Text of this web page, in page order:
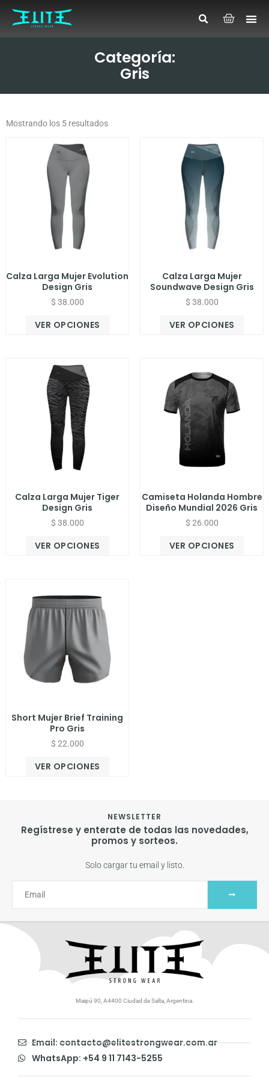
Categoría:
Gris
Mostrando los 5 resultados
Calza Larga Mujer Evolution
Design Gris
$ 38.000
VER OPCIONES
Calza Larga Mujer
Soundwave Design Gris
$ 38.000
VER OPCIONES
Calza Larga Mujer Tiger
Design Gris
$ 38.000
VER OPCIONES
Camiseta Holanda Hombre
Diseño Mundial 2026 Gris
$ 26.000
VER OPCIONES
Short Mujer Brief Training
Pro Gris
$ 22.000
VER OPCIONES
NEWSLETTER
Regístrese y enterate de todas las novedades,
promos y sorteos.
Solo cargar tu email y listo.
Maipú 90, A4400 Ciudad de Salta, Argentina.
Email: contacto@elitestrongwear.com.ar
WhatsApp: +54 9 11 7143-5255